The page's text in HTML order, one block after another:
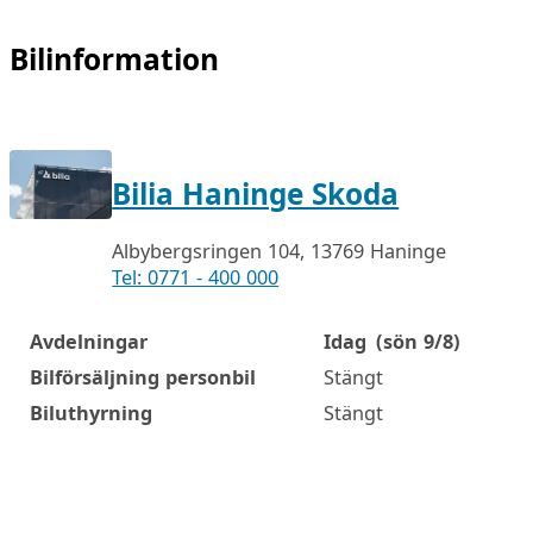
Bilinformation
Bilia Haninge Skoda
Albybergsringen 104, 13769 Haninge
Tel: 0771 - 400 000
Öppettider
Avdelningar Idag (sön 9/8)
Bilförsäljning personbil
Stängt
Biluthyrning
Stängt